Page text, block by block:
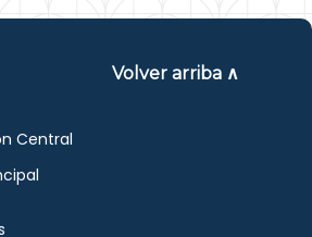
Volver arriba ∧
Central